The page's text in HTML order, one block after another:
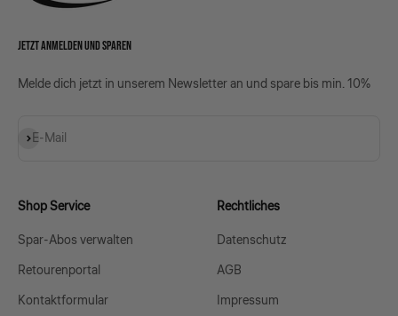
JETZT ANMELDEN UND SPAREN
Melde dich jetzt in unserem Newsletter an und spare bis min. 10%
E-Mail
Abonnieren
Shop Service
Spar-Abos verwalten
Retourenportal
Kontaktformular
Rechtliches
Datenschutz
AGB
Impressum